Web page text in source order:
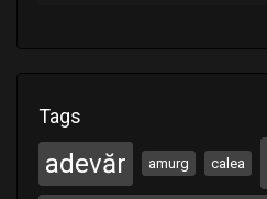
Tags
adevăr amurg calea